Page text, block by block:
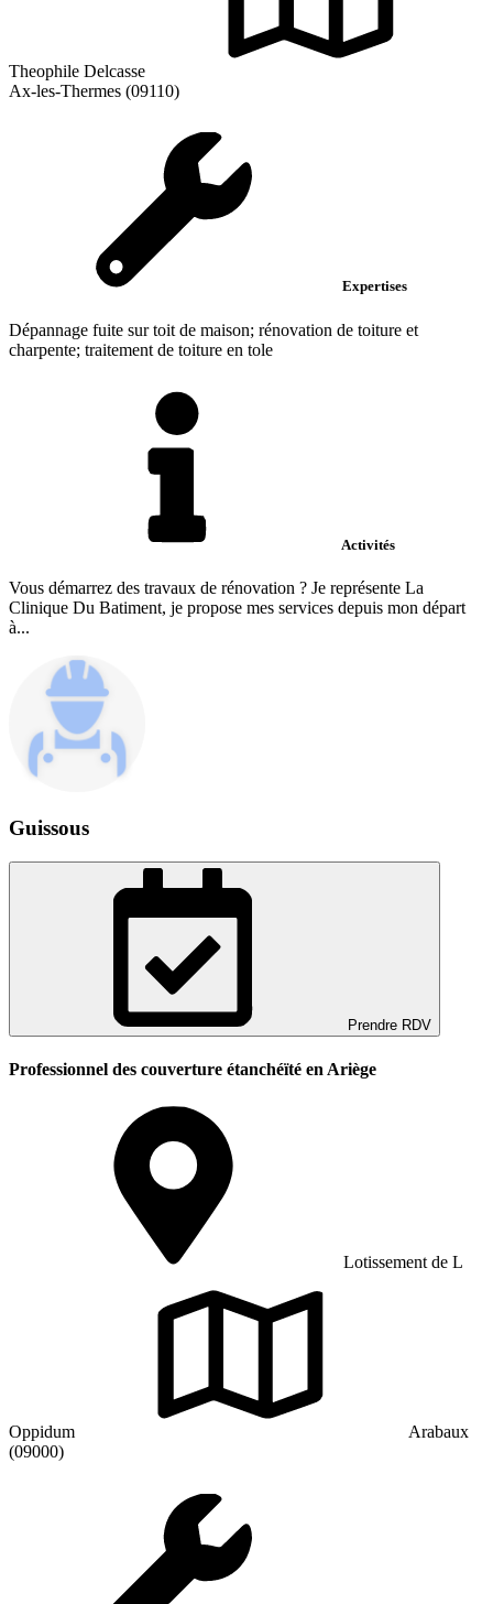
Theophile Delcasse
Ax-les-Thermes (09110)
Expertises
Dépannage fuite sur toit de maison; rénovation de toiture et
charpente; traitement de toiture en tole
Activités
Vous démarrez des travaux de rénovation ? Je représente La
Clinique Du Batiment, je propose mes services depuis mon départ
à...
Guissous
Prendre RDV
Professionnel des couverture étanchéïté en Ariège
Lotissement de L
Oppidum
Arabaux
(09000)